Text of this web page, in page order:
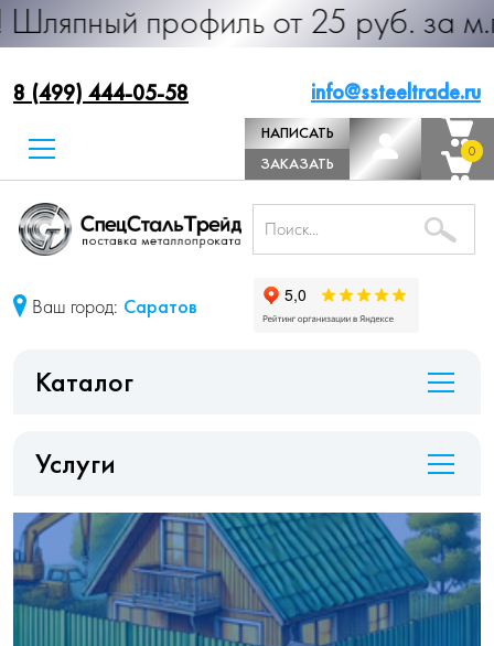
от 25 руб. за м.п.
8 (499) 444-05-58 info@ssteeltrade.ru
НАПИСАТЬ
ДИРЕКТОРУ
ЗАКАЗАТЬ
ЗВОНОК
0
0
Ваш город: Саратов
Каталог
Услуги